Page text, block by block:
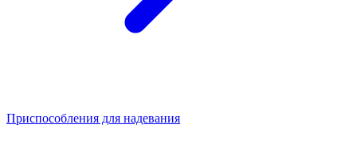
Приспособления для надевания